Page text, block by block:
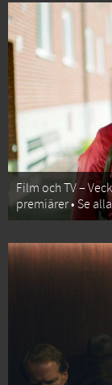
Film och TV –
premiärer • Se